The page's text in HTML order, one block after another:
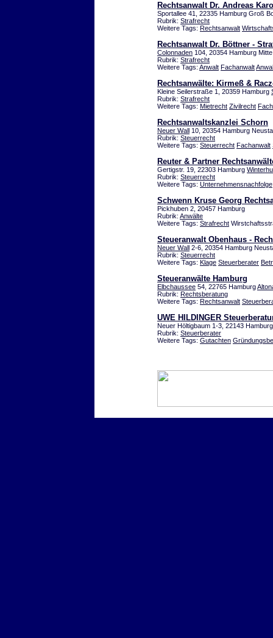
Rechtsanwalt Dr. Andreas
Sportallee 41, 22335 Hamburg Groß
Rubrik: Strafrecht
Weitere Tags: Rechtsanwalt
Rechtsanwalt Dr. Böttner -
Colonnaden 104, 20354 Hamburg Mitte
Rubrik: Strafrecht
Weitere Tags: Anwalt Fachanwalt
Rechtsanwälte: Kirmeß &
Kleine Seilerstraße 1, 20359 Hamburg
Rubrik: Strafrecht
Weitere Tags: Mietrecht Zivilrecht
Rechtsanwaltskanzlei Schorn
Neuer Wall 10, 20354 Hamburg
Rubrik: Steuerrecht
Weitere Tags: Steuerrecht Fachanwalt
Reuter & Partner
Gertigstr. 19, 22303 Hamburg
Rubrik: Steuerrecht
Weitere Tags: Unternehmensnachfolge
Schwenn Kruse Georg
Pickhuben 2, 20457 Hamburg
Rubrik: Anwälte
Weitere Tags: Strafrecht
Steueranwalt Obenhaus -
Neuer Wall 2-6, 20354 Hamburg
Rubrik: Steuerrecht
Weitere Tags: Klage Steuerberater
Steueranwälte Hamburg
Elbchaussee 54, 22765 Hamburg
Rubrik: Rechtsberatung
Weitere Tags: Rechtsanwalt
UWE HILDINGER
Neuer Höltigbaum 1-3, 22143
Rubrik: Steuerberater
Weitere Tags: Gutachten